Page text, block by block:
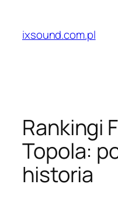
treściixsound.com.pl
Rankingi
Topola:
historia